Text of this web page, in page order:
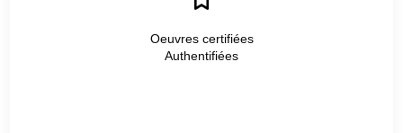
Oeuvres certifiées
Authentifiées